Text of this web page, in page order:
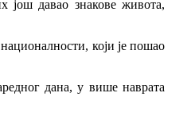
још давао знакове живота,
који је пошао
дана, у више наврата